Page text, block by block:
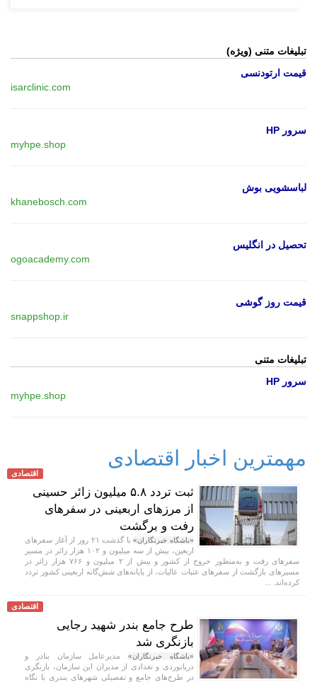
تبلیغات متنی (ویژه)
قیمت ارتودنسی
isarclinic.com
سرور HP
myhpe.shop
لباسشویی بوش
khanebosch.com
تحصیل در انگلیس
ogoacademy.com
قیمت روز گوشی
snappshop.ir
تبلیغات متنی
سرور HP
myhpe.shop
مهمترین اخبار اقتصادی
اقتصادی
ثبت تردد ۵.۸ میلیون زائر حسینی
از مرزهای اربعینی در سفرهای
رفت و برگشت
«باشگاه خبرنگاران»
با گذشت ۲۱ روز از آغاز سفرهای
اربعین، بیش از سه میلیون و ۱۰۲ هزار زائر در مسیر
سفرهای رفت و به‌منظور خروج از کشور و بیش از ۲ میلیون و ۷۶۶ هزار زائر در
مسیرهای بازگشت از سفرهای عتبات عالیات، از پایانه‌های شش‌گانه اربعینی کشور تردد
کرده‌اند. ...
اقتصادی
طرح جامع بندر شهید رجایی
بازنگری شد
«باشگاه خبرنگاران»مدیرعامل سازمان بنادر و
دریانوردی و تعدادی از مدیران این سازمان، بازنگری
در طرح‌های جامع و تفصیلی شهر‌های بندری با نگاه